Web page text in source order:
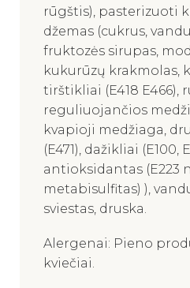
rūgštis), pasterizuoti
džemas (cukrus,
fruktozės sirupas,
kukurūzų krakmolas,
tirštikliai (E418 E466),
reguliuojančios
kvapioji medžiaga,
(E471), dažikliai (E100,
antioksidantas (E223
metabisulfitas) ),
sviestas, druska.
Alergenai: Pieno
kviečiai.